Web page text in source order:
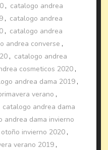
, catalogo andrea
, catalogo andrea
, catalogo andrea
andrea converse ,
, catalogo andrea
cosmeticos 2020 ,
andrea dama 2019 ,
verano ,
catalogo andrea dama
andrea dama invierno
invierno 2020 ,
verano 2019 ,